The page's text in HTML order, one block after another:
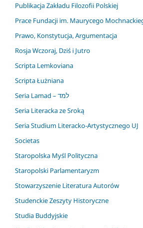
Publikacja Zakładu Filozofii Polskiej
Prace Fundacji im. Maurycego
Prawo, Konstytucja, Argumentacja
Rosja Wczoraj, Dziś i Jutro
Scripta Lemkoviana
Scripta Łużniana
Seria Lamad – למד
Seria Literacka ze Sroką
Seria Studium Literacko-Artystycznego UJ
Societas
Staropolska Myśl Polityczna
Staropolski Parlamentaryzm
Stowarzyszenie Literatura Autorów
Studenckie Zeszyty Historyczne
Studia Buddyjskie